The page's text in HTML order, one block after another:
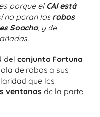
porque el CAI está
no paran los robos
Soacha, y de
del conjunto Fortuna
de robos a sus
que los
ventanasde la parte